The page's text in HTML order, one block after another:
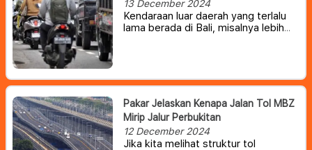
13 December 2024
Kendaraan luar daerah yang terlalu
lama berada di Bali, misalnya lebih
Pakar Jelaskan Kenapa Jalan Tol MBZ
Mirip Jalur Perbukitan
12 December 2024
Jika kita melihat struktur tol